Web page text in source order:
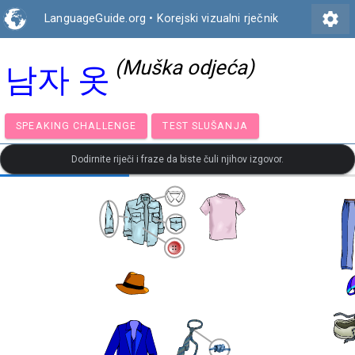
LanguageGuide.org • Korejski vizualni rječnik settings
남자 옷 (Muška odjeća)
SPEAKING CHALLENGE TEST SLUŠANJA
Dodirnite riječi i fraze da biste čuli njihov izgovor.